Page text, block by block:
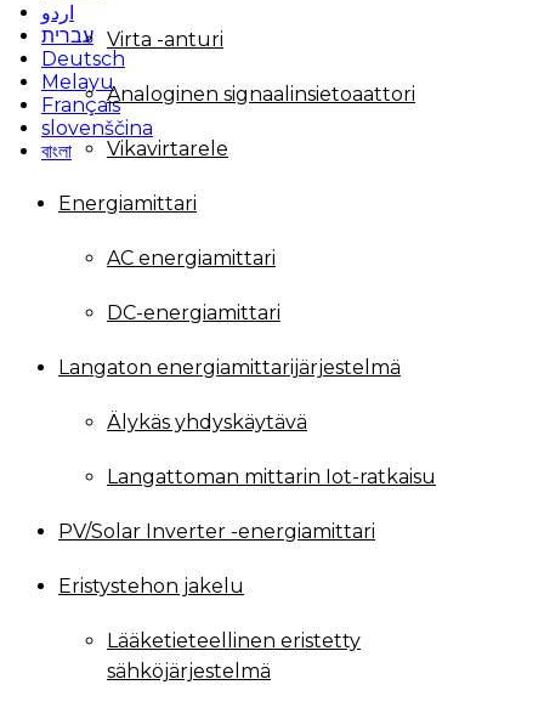
اردو
עברית
Deutsch
Melayu
Français
slovenščina
বাংলা
Virta -anturi
Analoginen signaalinsietoaattori
Vikavirtarele
Energiamittari
AC energiamittari
DC-energiamittari
Langaton energiamittarijärjestelmä
Älykäs yhdyskäytävä
Langattoman mittarin Iot-ratkaisu
PV/Solar Inverter -energiamittari
Eristystehon jakelu
Lääketieteellinen eristetty
sähköjärjestelmä